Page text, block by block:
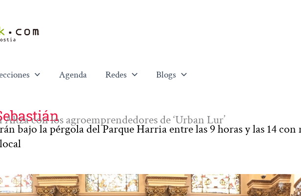
Agenda Redes Blogs
con los agroemprendedores de ‘Urban Lur’
bajo la pérgola del Parque Harria entre las 9 horas y las 14